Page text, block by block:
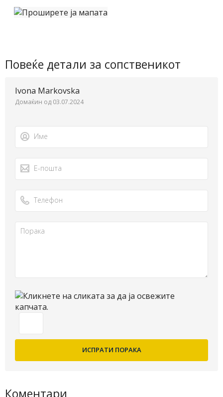
Повеќе детали за сопственикот
Ivona Markovska
Домаќин од 03.07.2024
Коментари